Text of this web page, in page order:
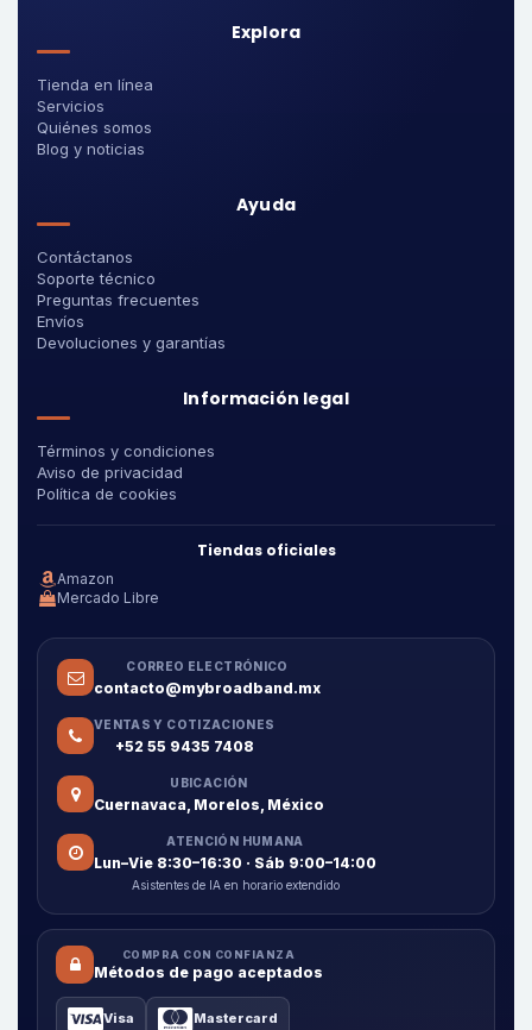
Explora
Tienda en línea
Servicios
Quiénes somos
Blog y noticias
Ayuda
Contáctanos
Soporte técnico
Preguntas frecuentes
Envíos
Devoluciones y garantías
Información legal
Términos y condiciones
Aviso de privacidad
Política de cookies
Tiendas oficiales
Amazon
Mercado Libre
CORREO ELECTRÓNICO
contacto@mybroadband.mx
VENTAS Y COTIZACIONES
+52 55 9435 7408
UBICACIÓN
Cuernavaca, Morelos, México
ATENCIÓN HUMANA
Lun–Vie 8:30–16:30 · Sáb 9:00–14:00
Asistentes de IA en horario extendido
COMPRA CON CONFIANZA
Métodos de pago aceptados
Visa Mastercard